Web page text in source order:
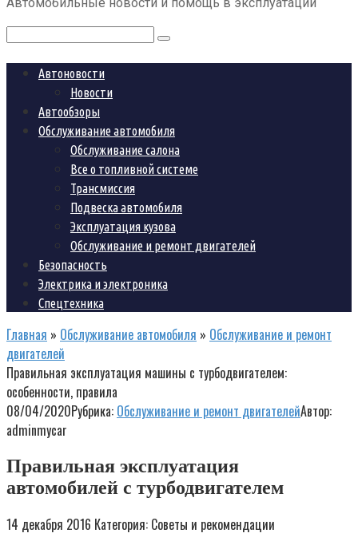
Поиск:
Автоновости
Новости
Автообзоры
Обслуживание автомобиля
Обслуживание салона
Все о топливной системе
Трансмиссия
Подвеска автомобиля
Эксплуатация кузова
Обслуживание и ремонт двигателей
Безопасность
Электрика и электроника
Спецтехника
Главная » Обслуживание автомобиля » Обслуживание и ремонт
двигателей
Правильная эксплуатация машины с турбодвигателем:
особенности, правила
08/04/2020Рубрика: Обслуживание и ремонт двигателейАвтор:
adminmycar
Правильная эксплуатация
автомобилей с турбодвигателем
14 декабря 2016 Категория: Советы и рекомендации